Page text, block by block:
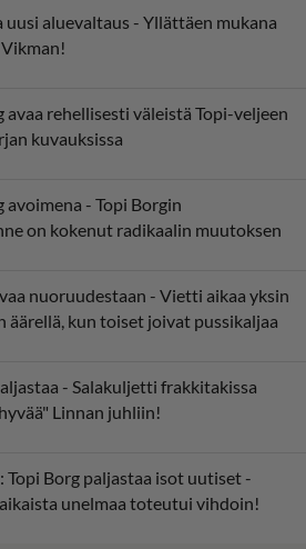
uusi aluevaltaus - Yllättäen mukana
avaa rehellisesti väleistä Topi-veljeen
kuvauksissa
avoimena - Topi Borgin
on kokenut radikaalin muutoksen
nuoruudestaan - Vietti aikaa yksin
äärellä, kun toiset joivat pussikaljaa
- Salakuljetti frakkitakissa
Linnan juhliin!
Topi Borg paljastaa isot uutiset -
unelmaa toteutui vihdoin!